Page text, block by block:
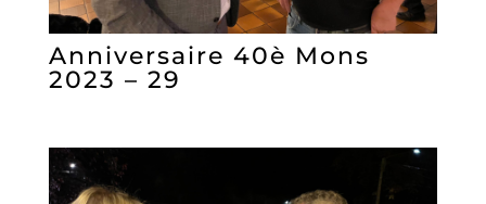
Anniversaire 40è Mons
2023 – 29